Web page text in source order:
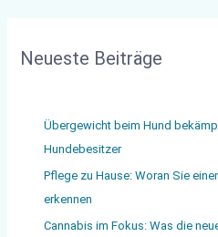
Neueste Beiträge
Übergewicht beim Hund
Hundebesitzer
Pflege zu Hause: Woran Sie
erkennen
Cannabis im Fokus: Was die